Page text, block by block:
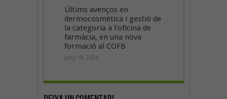
Últims avenços en
dermocosmètica i gestió de
la categoria a l’oficina de
farmàcia, en una nova
formació al COFB
juny 18, 2024